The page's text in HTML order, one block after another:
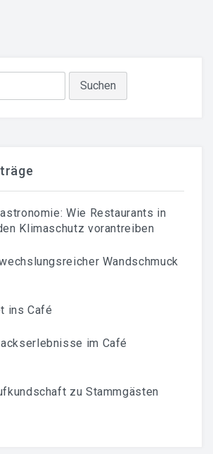
Wie Restaurants in
Klimaschutz vorantreiben
Wandschmuck
ins Café
im Café
zu Stammgästen